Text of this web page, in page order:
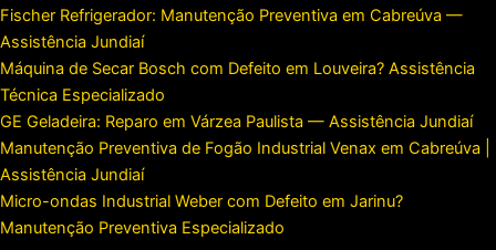
Fischer Refrigerador: Manutenção Preventiva em Cabreúva —
Assistência Jundiaí
Máquina de Secar Bosch com Defeito em Louveira? Assistência
Técnica Especializado
GE Geladeira: Reparo em Várzea Paulista — Assistência Jundiaí
Manutenção Preventiva de Fogão Industrial Venax em Cabreúva |
Assistência Jundiaí
Micro-ondas Industrial Weber com Defeito em Jarinu?
Manutenção Preventiva Especializado